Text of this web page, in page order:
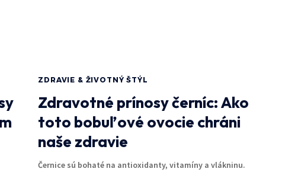
ZDRAVIE & ŽIVOTNÝ ŠTÝL
Zdravotné prínosy černíc: Ako
toto bobuľové ovocie chráni
naše zdravie
Černice sú bohaté na antioxidanty, vitamíny a vlákninu.